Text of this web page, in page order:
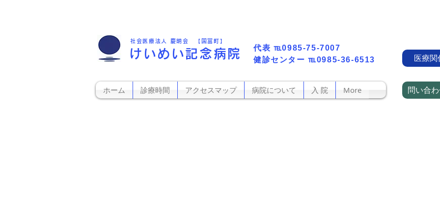
​健診センター℡0985-36-6513
社会医療法人 慶明会 【国富町】
けいめい記念病院 代表​ ℡0985-75-7007
医療関
ホーム 診療時間 アクセスマップ 病院について 入 院 More 問い合